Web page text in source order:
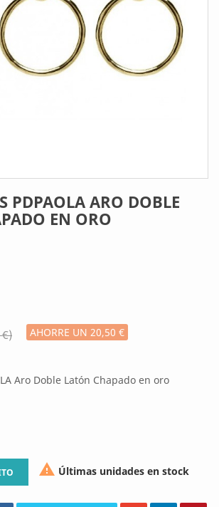
PDPAOLA ARO DOBLE
EN ORO
€) AHORRE UN 20,50 €
Aro Doble Latón Chapado en oro
 Últimas unidades en stock